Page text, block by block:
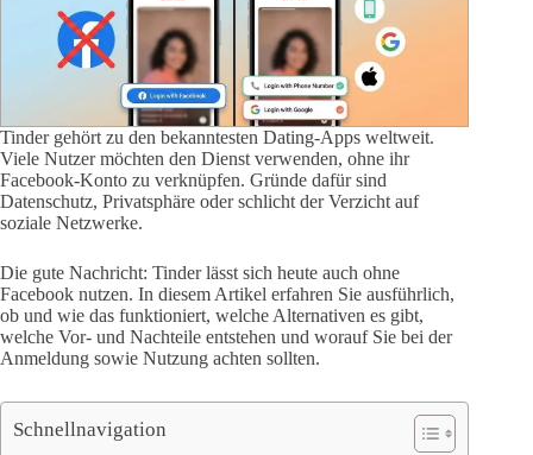
Tinder gehört zu den bekanntesten Dating-Apps weltweit.
Viele Nutzer möchten den Dienst verwenden, ohne ihr
Facebook-Konto zu verknüpfen. Gründe dafür sind
Datenschutz, Privatsphäre oder schlicht der Verzicht auf
soziale Netzwerke.
Die gute Nachricht: Tinder lässt sich heute auch ohne
Facebook nutzen. In diesem Artikel erfahren Sie ausführlich,
ob und wie das funktioniert, welche Alternativen es gibt,
welche Vor- und Nachteile entstehen und worauf Sie bei der
Anmeldung sowie Nutzung achten sollten.
Schnellnavigation